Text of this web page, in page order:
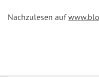
Nachzulesen auf